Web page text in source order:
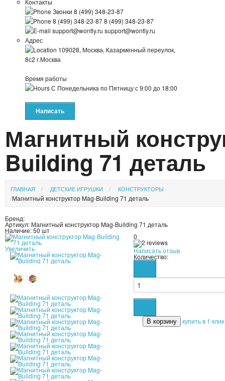
Контакты
Звонки 8 (499) 348-23-87
8 (499) 348-23-878 (499) 348-23-87
support@wontly.ru support@wontly.ru
Адрес
109028, Москва, Казарменный переулок,
8с2 г.Москва
Время работы
С Понедельника по Пятницус 9:00 до 18:00
Написать
Магнитный
Building 71 деталь
ГЛАВНАЯ ДЕТСКИЕ ИГРУШКИ КОНСТРУКТОРЫ
Магнитный конструктор Mag-Building 71 деталь
Бренд:
Артикул: Магнитный конструктор Mag-Building 71 деталь
Наличие:50 шт
Увеличить
0
Написать отзыв
Количество:
купить в 1 клик